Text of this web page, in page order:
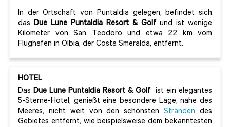
In der Ortschaft von Puntaldia gelegen, befindet sich
das Due Lune Puntaldia Resort & Golf und ist wenige
Kilometer von San Teodoro und etwa 22 km vom
Flughafen in Olbia, der Costa Smeralda, entfernt.
HOTEL
Das Due Lune Puntaldia Resort & Golf ist ein elegantes
5-Sterne-Hotel, genießt eine besondere Lage, nahe des
Meeres, nicht weit von den schönstenStränden des
Gebietes entfernt, wie beispielsweise dem bekanntesten